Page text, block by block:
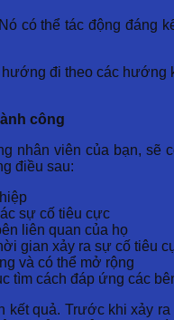
có thể tác động đáng
đi theo các
công
nhân viên của bạn, sẽ
điều sau:
sự cố tiêu cực
liên quan của họ
gian xảy ra sự cố tiêu
và có thể mở rộng
tìm cách đáp ứng các
quả. Trước khi xảy